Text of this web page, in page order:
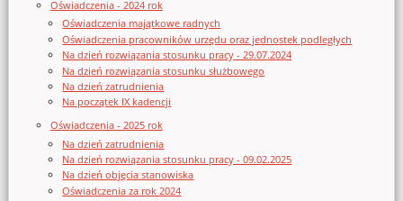
Oświadczenia - 2024 rok
Oświadczenia majątkowe radnych
Oświadczenia pracowników urzędu oraz jednostek podległych
Na dzień rozwiązania stosunku pracy - 29.07.2024
Na dzień rozwiązania stosunku służbowego
Na dzień zatrudnienia
Na początek IX kadencji
Oświadczenia - 2025 rok
Na dzień zatrudnienia
Na dzień rozwiązania stosunku pracy - 09.02.2025
Na dzień objęcia stanowiska
Oświadczenia za rok 2024